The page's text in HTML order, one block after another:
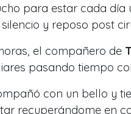
para estar cada
y reposo post
el compañero de
pasando tiempo
con un bello y
recuperándome en